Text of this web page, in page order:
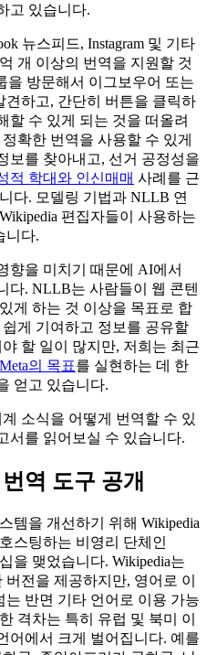
고 있습니다.
뉴스피드, Instagram 및 기타
개 이상의 번역을 지원할 것
을 방문해서 이그보우어 또는
하고, 간단히 버튼을 클릭하
할 수 있게 되는 것을 떠올려
확한 번역을 사용할 수 있게
보를 찾아내고, 선거 공정성을
적 학대와 인신매매 사례를 근
다. 모델링 기법과 NLLB 연
편집자들이 사용하는
니다.
향을 미치기 때문에 AI에서
다. NLLB는 사람들이 웹 콘텐
게 하는 것 이상을 목표로 합
게 기여하고 정보를 공유할
할 일이 많지만, 저희는 최근
Meta의 목표를 실현하는 데 한
얻고 있습니다.
소식을 어떻게 번역할 수 있
서를 읽어보실 수 있습니다.
역 도구 공개
템을 개선하기 위해 Wikipedia
스팅하는 비영리 단체인
을 맺었습니다. Wikipedia는
전을 제공하지만, 영어로 이
는 반면 기타 언어로 이용 가능
격차는 특히 유럽 및 북미 이
어에서 크게 벌어집니다. 예를